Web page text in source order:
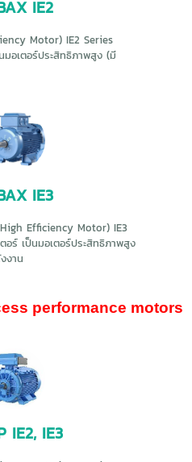
IE2
Motor) IE2 Series
มอเตอร์ประสิทธิภาพสูง (มี
IE3
Efficiency Motor) IE3
อร์ เป็นมอเตอร์ประสิทธิภาพสูง
งาน
performance motors
IE2, IE3